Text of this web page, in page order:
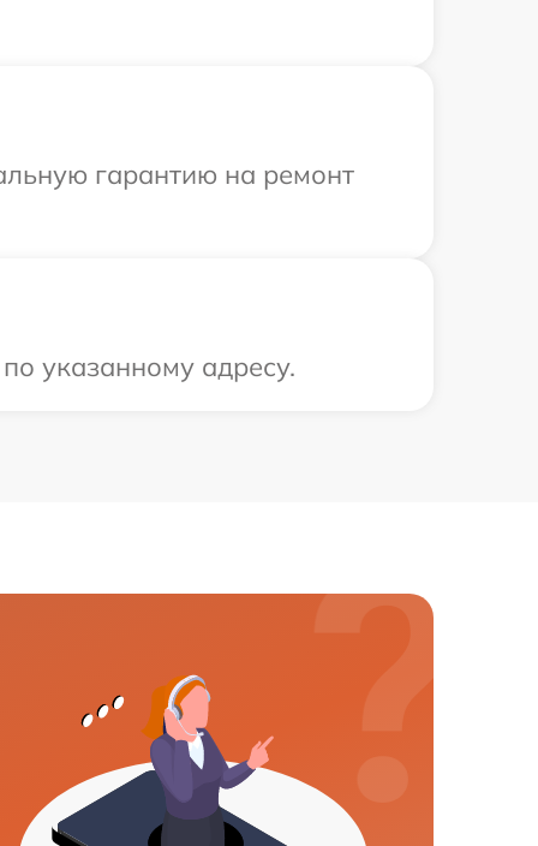
гарантию на ремонт
указанному адресу.